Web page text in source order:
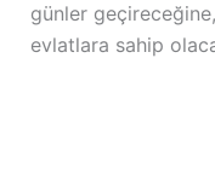
günler
evlatlara sahip